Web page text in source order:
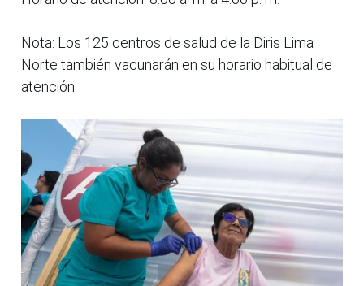
Nota: Los 125 centros de salud de la Diris Lima
Norte también vacunarán en su horario habitual de
atención.